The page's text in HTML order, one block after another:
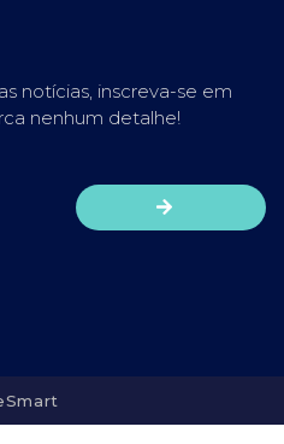
notícias, inscreva-se em
nenhum detalhe!